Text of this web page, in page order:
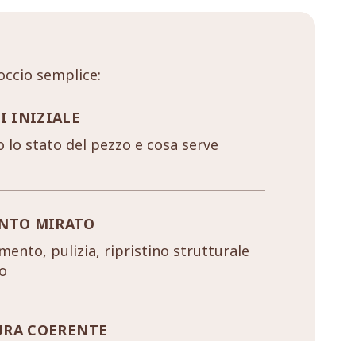
semplice:
INIZIALE
lo stato del pezzo e cosa serve
MIRATO
pulizia, ripristino strutturale
COERENTE